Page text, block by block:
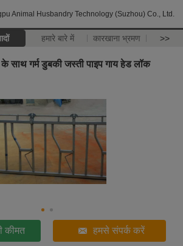
Animal Husbandry Technology (Suzhou) Co., Ltd.
हमारे बारे में कारखाना भ्रमण >>
साथ गर्म डुबकी जस्ती पाइप गाय हेड लॉक
कीमत हमसे संपर्क करें